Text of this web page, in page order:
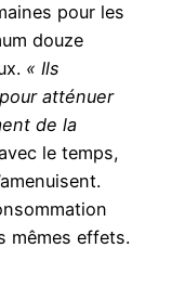
pour les
douze
« Ils
atténuer
de la
le temps,
mêmes effets.